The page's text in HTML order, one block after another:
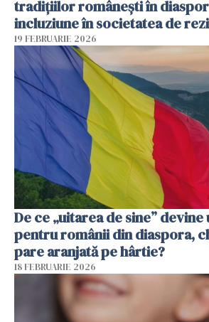
tradițiilor românești în
incluziune în societatea de
19 FEBRUARIE 2026
De ce „uitarea de sine”
pentru românii din diaspora,
pare aranjată pe hârtie?
18 FEBRUARIE 2026